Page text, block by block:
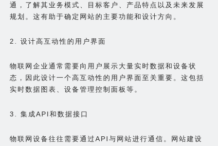
通，了解其业务模式、目标客户、产品特点以及未来发展
规划。这有助于确定网站的主要功能和设计方向。
2. 设计高互动性的用户界面
物联网企业通常需要向用户展示大量实时数据和设备状
态，因此设计一个高互动性的用户界面至关重要。这包括
实时数据图表、设备管理控制面板等。
3. 集成API和数据接口
物联网设备往往需要通过API与网站进行通信。网站建设